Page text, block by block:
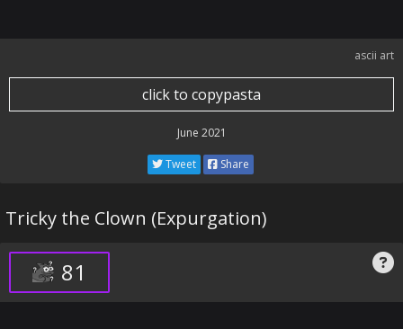
ascii art
click to copypasta
June 2021
Tweet Share
Tricky the Clown (Expurgation)
81